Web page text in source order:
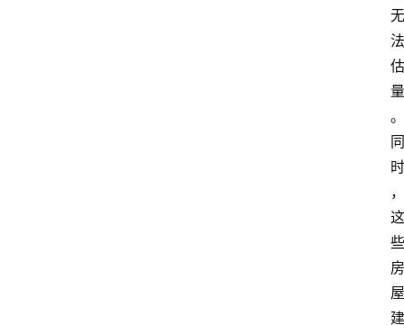
无
法
估
量
。
同
时
，
这
些
房
屋
建